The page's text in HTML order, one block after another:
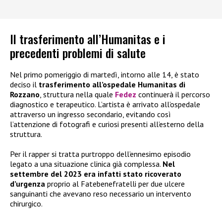
Il trasferimento all’Humanitas e i
precedenti problemi di salute
Nel primo pomeriggio di martedì, intorno alle 14, è stato
deciso il trasferimento all’ospedale Humanitas di
Rozzano , struttura nella quale Fedez continuerà il percorso
diagnostico e terapeutico. L’artista è arrivato all’ospedale
attraverso un ingresso secondario, evitando così
l’attenzione di fotografi e curiosi presenti all’esterno della
struttura.
Per il rapper si tratta purtroppo dell’ennesimo episodio
legato a una situazione clinica già complessa. Nel
settembre del 2023 era infatti stato ricoverato
d’urgenza proprio al Fatebenefratelli per due ulcere
sanguinanti che avevano reso necessario un intervento
chirurgico.